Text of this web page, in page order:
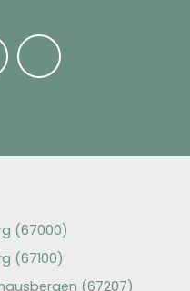
(67000)
(67100)
(67207)